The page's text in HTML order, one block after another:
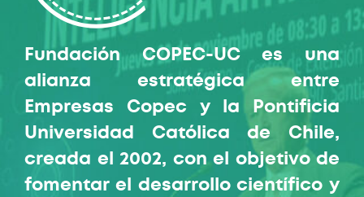
Fundación COPEC-UC es una
alianza estratégica entre
Empresas Copec y la Pontificia
Universidad Católica de Chile,
creada el 2002, con el objetivo de
fomentar el desarrollo científico y